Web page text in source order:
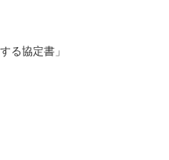
る協定書」